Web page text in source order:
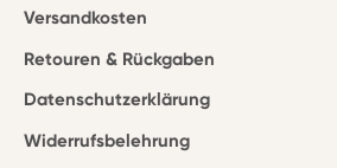
Versandkosten
Retouren & Rückgaben
Datenschutzerklärung
Widerrufsbelehrung